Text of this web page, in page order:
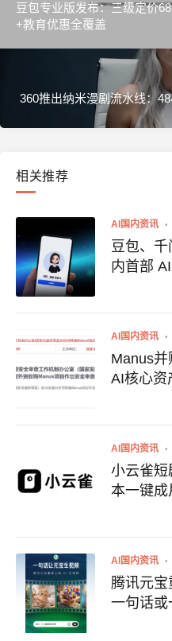
豆包专业版发布：三级定价
+教育优惠全覆盖
360推出纳米漫剧流水线：
相关推荐
AI国内资讯
豆包、千
内首部
AI国内资讯
Manus
AI核心资
AI国内资讯
小云雀短
本一键成
AI国内资讯
腾讯元宝
一句话或